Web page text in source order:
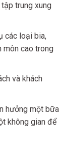
trung xung
các loại bia,
môn cao trong
và khách
hưởng một bữa
không gian để